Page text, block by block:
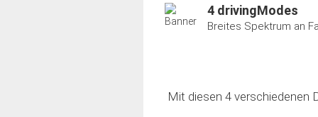
4 drivingModes
Breites Spektrum an
Mit diesen 4 verschiedenen